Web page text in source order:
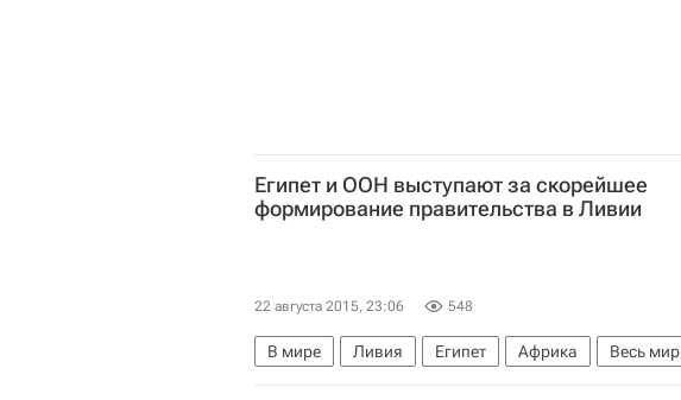
Египет и ООН выступают за скорейшее
формирование правительства в Ливии
22 августа 2015, 23:06 548
В мире Ливия Египет Африка Весь мир